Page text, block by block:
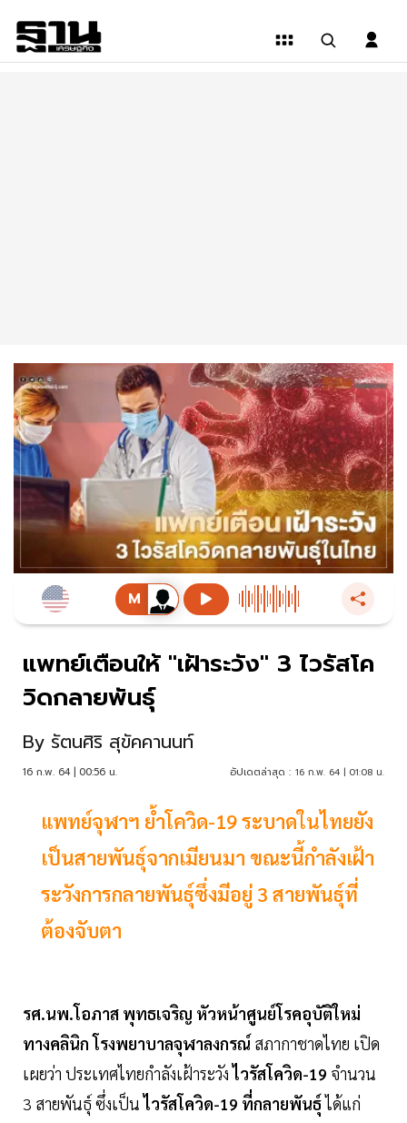
แพทย์เตือนให้ "เฝ้าระวัง" 3 ไวรัสโค
วิดกลายพันธุ์
By รัตนศิริ สุขัคคานนท์
16 ก.พ. 64 | 00:56 น. อัปเดตล่าสุด : 16 ก.พ. 64 | 01:08 น.
แพทย์จุฬาฯ ย้ำโควิด-19 ระบาดในไทยยัง
เป็นสายพันธุ์จากเมียนมา ขณะนี้กำลังเฝ้า
ระวังการกลายพันธุ์ซึ่งมีอยู่ 3 สายพันธุ์ที่
ต้องจับตา
รศ.นพ.โอภาส พุทธเจริญ หัวหน้าศูนย์โรคอุบัติใหม่
ทางคลินิก โรงพยาบาลจุฬาลงกรณ์ สภากาชาดไทย เปิด
เผยว่า ประเทศไทยกำลังเฝ้าระวังไวรัสโควิด-19 จำนวน
3 สายพันธุ์ ซึ่งเป็นไวรัสโควิด-19 ที่กลายพันธุ์ได้แก่